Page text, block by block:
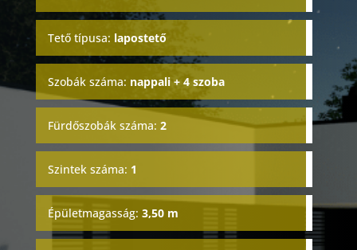
Tető típusa: lapostető
Szobák száma: nappali + 4 szoba
Fürdőszobák száma: 2
Szintek száma: 1
Épületmagasság: 3,50 m